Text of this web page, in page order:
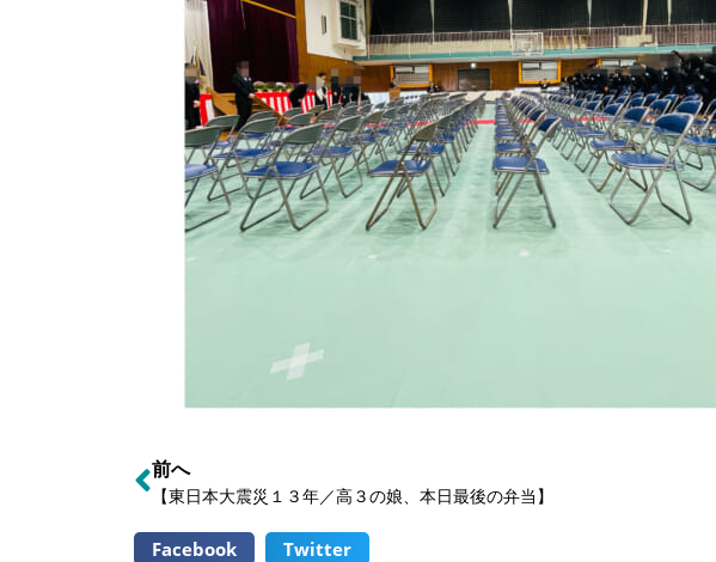
前へ
【東日本大震災１３年／高３の娘、本日最後の弁当】
Facebook Twitter